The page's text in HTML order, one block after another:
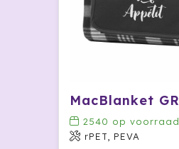
2540 op voorraad
rPET, PEVA